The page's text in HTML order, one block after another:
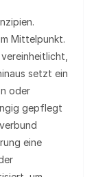
Mittelpunkt.
setzt ein
oder
gepflegt
eine